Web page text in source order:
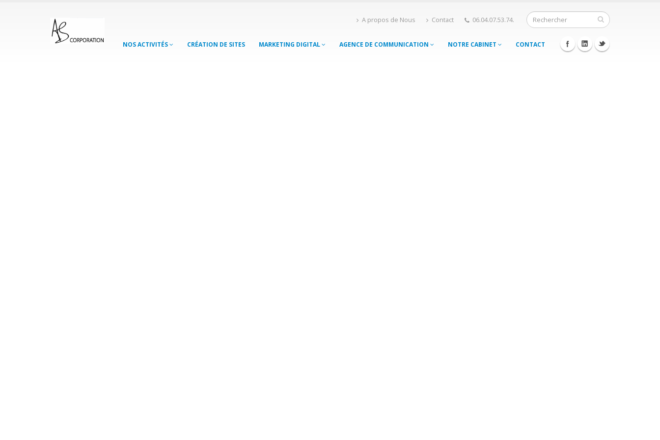
A propos de Nous Contact 06.04.07.53.74.
NOS ACTIVITÉS CRÉATION DE SITES MARKETING DIGITAL AGENCE DE COMMUNICATION NOTRE CABINET CONTACT